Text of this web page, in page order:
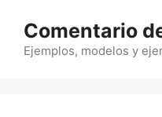
contenido
Comentario
Ejemplos, modelos y